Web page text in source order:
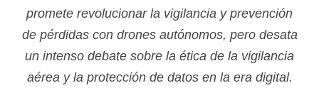
promete revolucionar la vigilancia y prevención
de pérdidas con drones autónomos, pero desata
un intenso debate sobre la ética de la vigilancia
aérea y la protección de datos en la era digital.